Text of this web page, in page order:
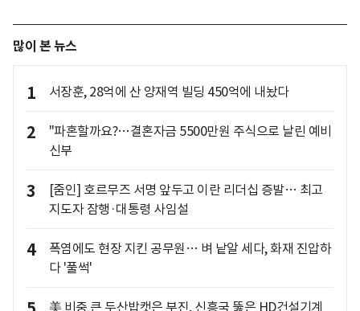
많이 본 뉴스
1 서장훈, 28억에 산 양재역 빌딩 450억에 내놨다
2
"파혼할까요?…결혼자금 5500만원 주식으로 날린 예비
신부
3
[줌인] 호르무즈 서명 앞두고 이란 리더십 증발… 최고
지도자 잠행·대통령 사임설
4
폭염에도 현장 지킨 공무원… 벼 낱알 세다, 화재 진압하
다 '풀썩'
美 비중 큰 두산밥캣은 부진, 신흥국 뚫은 HD건설기계